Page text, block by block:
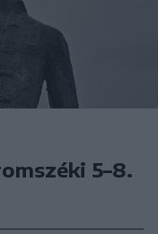
5–8.